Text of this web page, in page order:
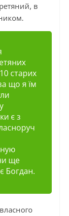
в
старих
що я їм
є з
ще
Богдан.